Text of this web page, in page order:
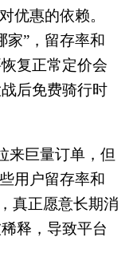
优惠的依赖。
家”，留存率和
复正常定价会
后免费骑行时
来巨量订单，但
用户留存率和
真正愿意长期消
释，导致平台